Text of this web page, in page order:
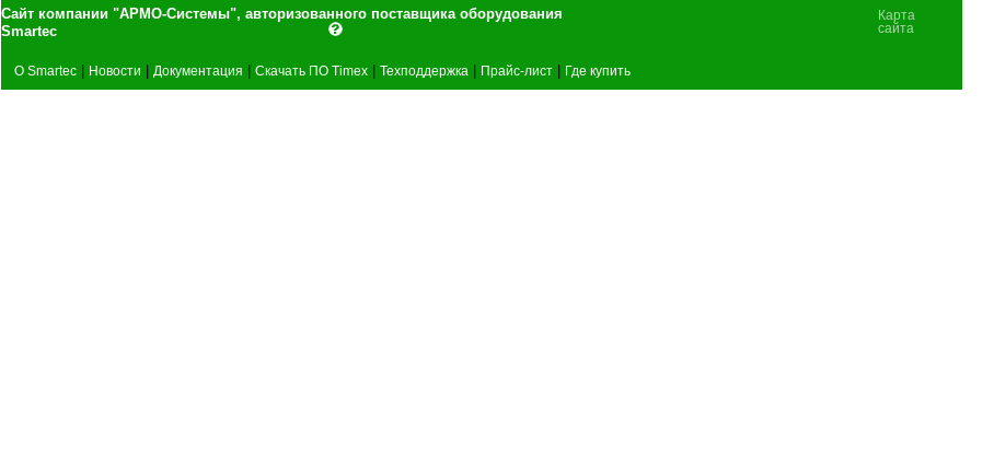
Сайт компании "АРМО-Системы", авторизованного поставщика оборудования
Smartec
Карта
сайта
О Smartec Новости Документация Скачать ПО Timex Техподдержка Прайс-лист Где купить